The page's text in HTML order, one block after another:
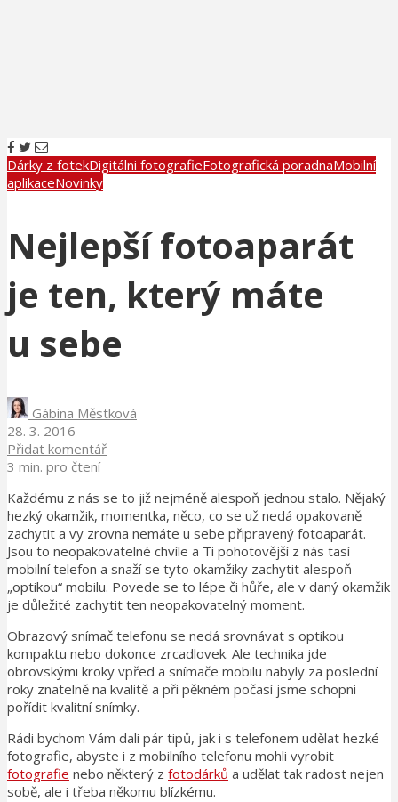
Dárky z fotekDigitálni fotografieFotografická poradnaMobilní
aplikaceNovinky
Nejlepší fotoaparát
je ten, který máte
u sebe
Gábina Městková
28. 3. 2016
Přidat komentář
3 min. pro čtení
Každému z nás se to již nejméně alespoň jednou stalo. Nějaký
hezký okamžik, momentka, něco, co se už nedá opakovaně
zachytit a vy zrovna nemáte u sebe připravený fotoaparát.
Jsou to neopakovatelné chvíle a Ti pohotovější z nás tasí
mobilní telefon a snaží se tyto okamžiky zachytit alespoň
„optikou“ mobilu. Povede se to lépe či hůře, ale v daný okamžik
je důležité zachytit ten neopakovatelný moment.
Obrazový snímač telefonu se nedá srovnávat s optikou
kompaktu nebo dokonce zrcadlovek. Ale technika jde
obrovskými kroky vpřed a snímače mobilu nabyly za poslední
roky znatelně na kvalitě a při pěkném počasí jsme schopni
pořídit kvalitní snímky.
Rádi bychom Vám dali pár tipů, jak i s telefonem udělat hezké
fotografie, abyste i z mobilního telefonu mohli vyrobit
fotografie nebo některý z fotodárků a udělat tak radost nejen
sobě, ale i třeba někomu blízkému.